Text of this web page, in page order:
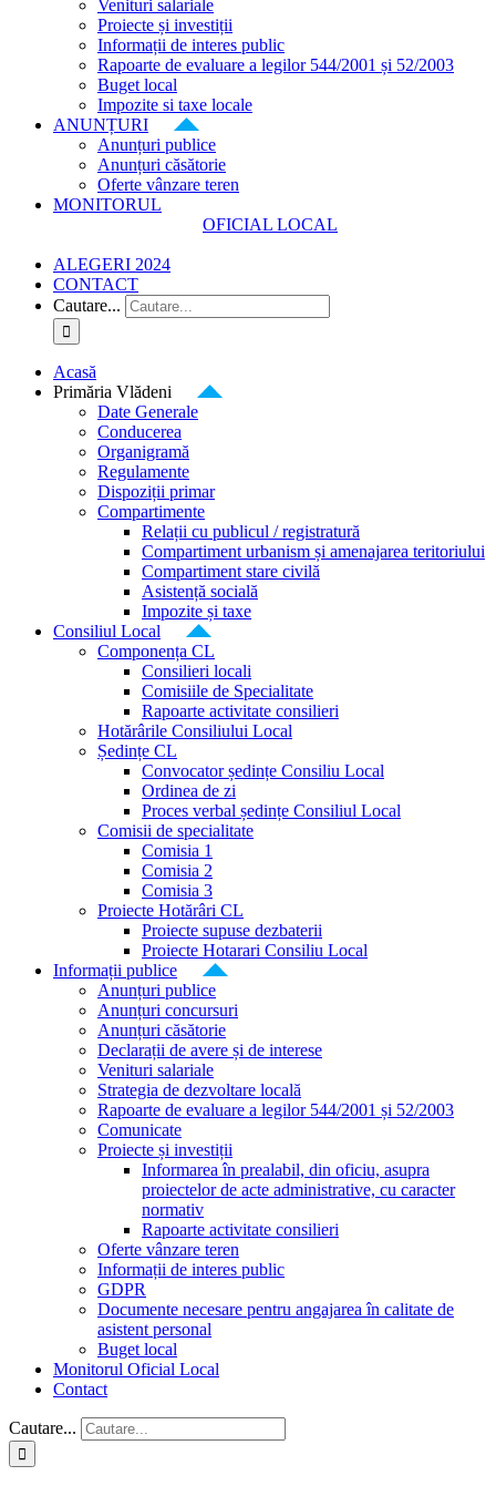
Venituri salariale
Proiecte și investiții
Informații de interes public
Rapoarte de evaluare a legilor 544/2001 și 52/2003
Buget local
Impozite si taxe locale
ANUNȚURI
Anunțuri publice
Anunțuri căsătorie
Oferte vânzare teren
MONITORUL
OFICIAL LOCAL
ALEGERI 2024
CONTACT
Cautare...
Acasă
Primăria Vlădeni
Date Generale
Conducerea
Organigramă
Regulamente
Dispoziții primar
Compartimente
Relații cu publicul / registratură
Compartiment urbanism și amenajarea teritoriului
Compartiment stare civilă
Asistență socială
Impozite și taxe
Consiliul Local
Componența CL
Consilieri locali
Comisiile de Specialitate
Rapoarte activitate consilieri
Hotărârile Consiliului Local
Ședințe CL
Convocator ședințe Consiliu Local
Ordinea de zi
Proces verbal ședințe Consiliul Local
Comisii de specialitate
Comisia 1
Comisia 2
Comisia 3
Proiecte Hotărâri CL
Proiecte supuse dezbaterii
Proiecte Hotarari Consiliu Local
Informații publice
Anunțuri publice
Anunțuri concursuri
Anunțuri căsătorie
Declarații de avere și de interese
Venituri salariale
Strategia de dezvoltare locală
Rapoarte de evaluare a legilor 544/2001 și 52/2003
Comunicate
Proiecte și investiții
Informarea în prealabil, din oficiu, asupra
proiectelor de acte administrative, cu caracter
normativ
Rapoarte activitate consilieri
Oferte vânzare teren
Informații de interes public
GDPR
Documente necesare pentru angajarea în calitate de
asistent personal
Buget local
Monitorul Oficial Local
Contact
Cautare...